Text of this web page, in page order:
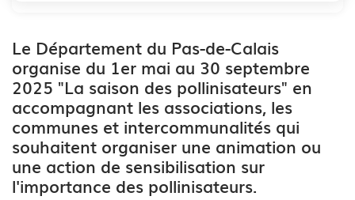
Le Département du Pas-de-Calais
organise du 1er mai au 30 septembre
2025 "La saison des pollinisateurs" en
accompagnant les associations, les
communes et intercommunalités qui
souhaitent organiser une animation ou
une action de sensibilisation sur
l'importance des pollinisateurs.